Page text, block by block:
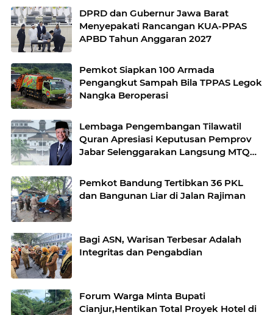
DPRD dan Gubernur Jawa Barat
Menyepakati Rancangan KUA-PPAS
APBD Tahun Anggaran 2027
Pemkot Siapkan 100 Armada
Pengangkut Sampah Bila TPPAS Legok
Nangka Beroperasi
Lembaga Pengembangan Tilawatil
Quran Apresiasi Keputusan Pemprov
Jabar Selenggarakan Langsung MTQ
Pemkot Bandung Tertibkan 36 PKL
dan Bangunan Liar di Jalan Rajiman
Bagi ASN, Warisan Terbesar Adalah
Integritas dan Pengabdian
Forum Warga Minta Bupati
Cianjur,Hentikan Total Proyek Hotel di